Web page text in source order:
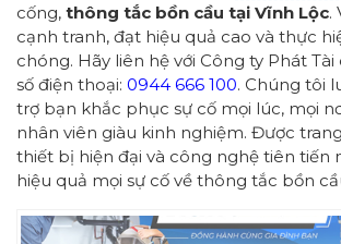
cống, thông tắc bồn cầu tại Vĩnh Lộc.
cạnh tranh, đạt hiệu quả cao và thực
chóng. Hãy liên hệ với Công ty Phát
số điện thoại: 0944 666 100. Chúng tôi
trợ bạn khắc phục sự cố mọi lúc, mọi
nhân viên giàu kinh nghiệm. Được
thiết bị hiện đại và công nghệ tiên tiến
hiệu quả mọi sự cố về thông tắc bồn